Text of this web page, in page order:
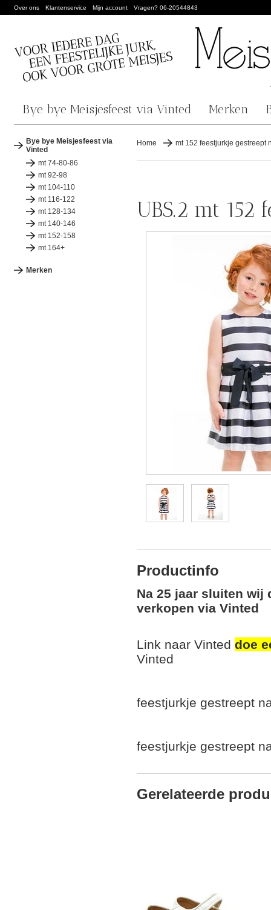
Over ons Klantenservice Mijn account Vragen? 06-20544843
Bye bye Meisjesfeest via Vinted Merken
Bye bye Meisjesfeest via
Vinted
mt 74-80-86
mt 92-98
mt 104-110
mt 116-122
mt 128-134
mt 140-146
mt 152-158
mt 164+
Merken
Home mt 152 feestjurkje gestreept
UBS.2 mt
Productinfo
Na 25 jaar sluiten wij
verkopen via Vinted
Link naar Vinted doe
Vinted
feestjurkje gestreept
feestjurkje gestreept
Gerelateerde